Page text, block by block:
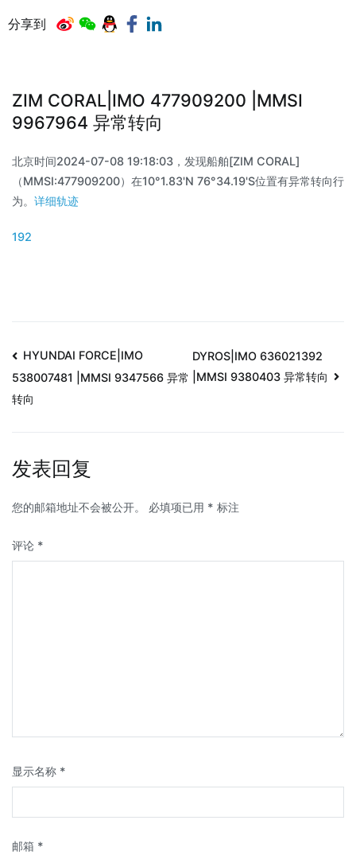
分享到
ZIM CORAL|IMO 477909200 |MMSI
9967964 异常转向
北京时间2024-07-08 19:18:03，发现船舶[ZIM CORAL]
（MMSI:477909200）在10°1.83'N 76°34.19'S位置有异常转向行
为。 详细轨迹
192
HYUNDAI FORCE|IMO
538007481 |MMSI 9347566 异常
转向
DYROS|IMO 636021392
|MMSI 9380403 异常转向
发表回复
您的邮箱地址不会被公开。 必填项已用 * 标注
评论 *
显示名称 *
邮箱 *